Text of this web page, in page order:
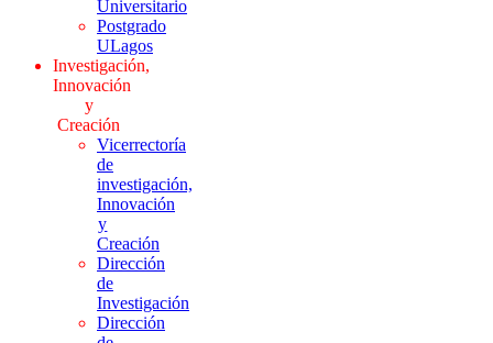
Universitario
Postgrado
ULagos
Investigación,
Innovación
y
Creación
Vicerrectoría
de
investigación,
Innovación
y
Creación
Dirección
de
Investigación
Dirección